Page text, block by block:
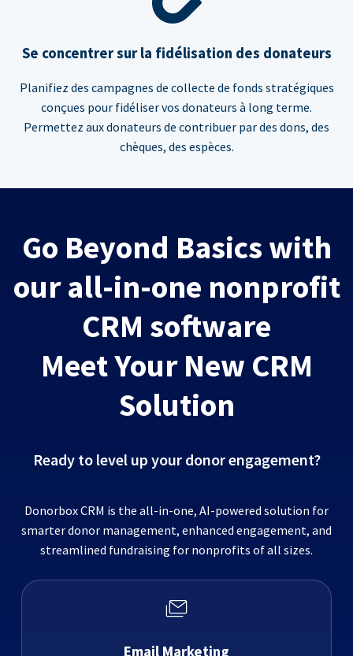
Se concentrer sur la fidélisation des donateurs
Planifiez des campagnes de collecte de fonds stratégiques
conçues pour fidéliser vos donateurs à long terme.
Permettez aux donateurs de contribuer par des dons, des
chèques, des espèces.
Go Beyond Basics with
our all-in-one nonprofit
CRM software
Meet Your New CRM
Solution
Ready to level up your donor engagement?
Donorbox CRM is the all-in-one, AI-powered solution for
smarter donor management, enhanced engagement, and
streamlined fundraising for nonprofits of all sizes.
Email Marketing